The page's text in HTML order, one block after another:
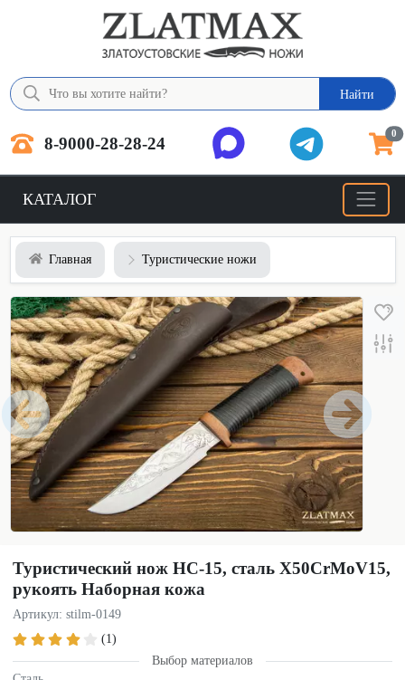
Найти
8-9000-28-28-24 0
КАТАЛОГ
Главная Туристические ножи
Туристический нож НС-15, сталь X50CrMoV15,
рукоять Наборная кожа
Артикул: stilm-0149
(1)
Выбор материалов